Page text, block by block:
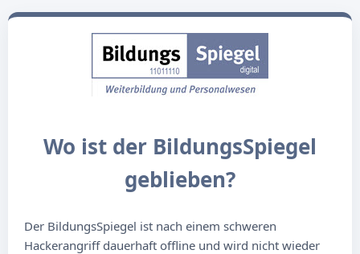
Wo ist der BildungsSpiegel
geblieben?
Der BildungsSpiegel ist nach einem schweren
Hackerangriff dauerhaft offline und wird nicht wieder